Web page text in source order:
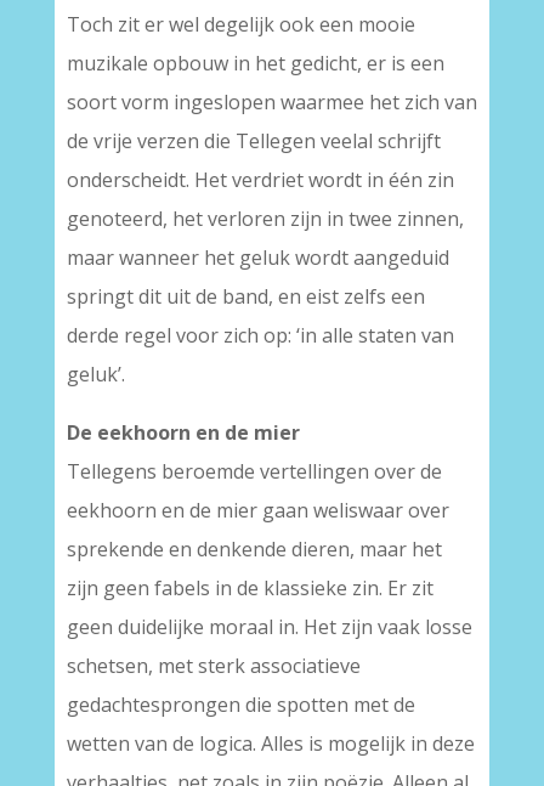
Toch zit er wel degelijk ook een mooie
muzikale opbouw in het gedicht, er is een
soort vorm ingeslopen waarmee het zich van
de vrije verzen die Tellegen veelal schrijft
onderscheidt. Het verdriet wordt in één zin
genoteerd, het verloren zijn in twee zinnen,
maar wanneer het geluk wordt aangeduid
springt dit uit de band, en eist zelfs een
derde regel voor zich op: ‘in alle staten van
geluk’.
De eekhoorn en de mier
Tellegens beroemde vertellingen over de
eekhoorn en de mier gaan weliswaar over
sprekende en denkende dieren, maar het
zijn geen fabels in de klassieke zin. Er zit
geen duidelijke moraal in. Het zijn vaak losse
schetsen, met sterk associatieve
gedachtesprongen die spotten met de
wetten van de logica. Alles is mogelijk in deze